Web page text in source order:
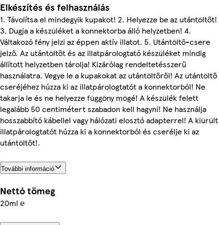
Elkészítés és felhasználás
1. Távolítsa el mindegyik kupakot! 2. Helyezze be az utántöltőt!
3. Dugja a készüléket a konnektorba álló helyzetben! 4.
Váltakozó fény jelzi az éppen aktív illatot. 5. Utántöltő-csere
jelző. Az utántöltőt és az illatpárologtató készüléket mindig
állított helyzetben tárolja! Kizárólag rendeltetésszerű
használatra. Vegye le a kupakokat az utántöltőről! Az utántöltő
cseréjéhez húzza ki az illatpárologtatót a konnektorból! Ne
takarja le és ne helyezze függöny mögé! A készülék felett
legalább 50 centimétert szabadon kell hagyni! Ne használja
hosszabbító kábellel vagy hálózati elosztó adapterrel! A kiürült
illatpárologtatót húzza ki a konnektorból és cserélje ki az
utántöltőt!.
További információ
Nettó tömeg
20ml ℮